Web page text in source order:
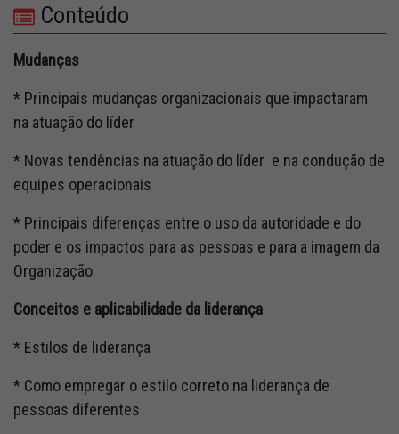
Conteúdo
Mudanças
* Principais mudanças organizacionais que impactaram
na atuação do líder
* Novas tendências na atuação do líder e na condução de
equipes operacionais
* Principais diferenças entre o uso da autoridade e do
poder e os impactos para as pessoas e para a imagem da
Organização
Conceitos e aplicabilidade da liderança
* Estilos de liderança
* Como empregar o estilo correto na liderança de
pessoas diferentes